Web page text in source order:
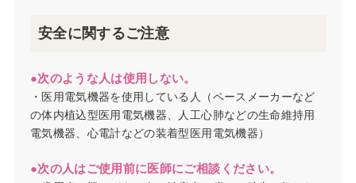
安全に関するご注意
●次のような人は使用しない。
・医用電気機器を使用している人（ペースメーカーなど
の体内植込型医用電気機器、人工心肺などの生命維持用
電気機器、心電計などの装着型医用電気機器）
●次の人はご使用前に医師にご相談ください。